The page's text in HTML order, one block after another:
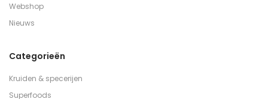
Webshop
Nieuws
Categorieën
Kruiden & specerijen
Superfoods